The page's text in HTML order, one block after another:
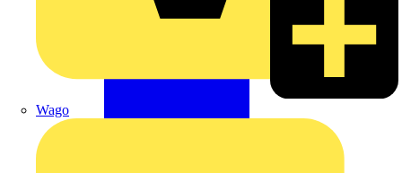
Wago